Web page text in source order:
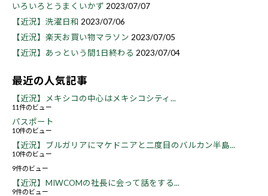
いろいろとうまくいかず 2023/07/07
【近況】洗濯日和 2023/07/06
【近況】楽天お買い物マラソン 2023/07/05
【近況】あっという間1日終わる 2023/07/04
最近の人気記事
【近況】メキシコの中心はメキシコシティ...
11件のビュー
パスポート
10件のビュー
【近況】ブルガリアにマケドニアと二度目のバルカン半島...
10件のビュー
9件のビュー
【近況】MIWCOMの社長に会って話をする...
9件のビュー